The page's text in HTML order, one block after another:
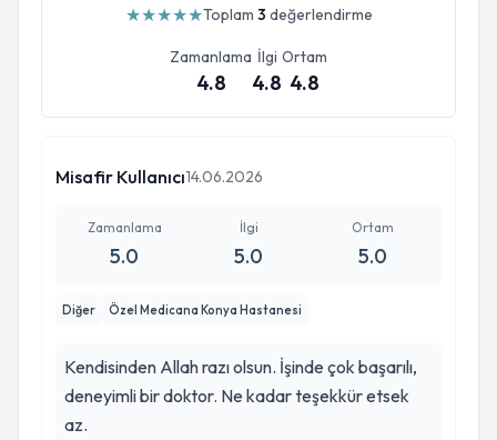
★★★★★Toplam 3 değerlendirme
Zamanlama
4.8
İlgi
4.8
Ortam
4.8
Misafir Kullanıcı14.06.2026
Zamanlama
5.0
İlgi
5.0
Ortam
5.0
Diğer Özel Medicana Konya Hastanesi
Kendisinden Allah razı olsun. İşinde çok başarılı,
deneyimli bir doktor. Ne kadar teşekkür etsek
az.